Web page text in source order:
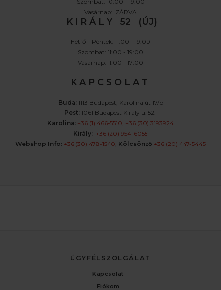
Szombat: 10:00 - 19:00
Vasárnap: ZÁRVA
K I R Á L Y 52 (ÚJ)
Hétfő - Péntek: 11:00 - 19:00
Szombat: 11:00 - 19:00
Vasárnap: 11:00 - 17:00
K A P C S O L A T
Buda: 1113 Budapest, Karolina út 17/b
Pest: 1061 Budapest Király u. 52.
Karolina: +36 (1) 466-5510 +36 (30) 3193924
Király: +36 (20) 954-6055
Webshop Info: +36 (30) 478-1540 Kölcsönző +36 (20) 447-5445
ÜGYFÉLSZOLGÁLAT
Kapcsolat
Fiókom